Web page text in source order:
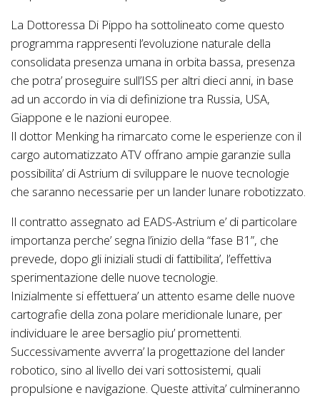
La Dottoressa Di Pippo ha sottolineato come questo
programma rappresenti l’evoluzione naturale della
consolidata presenza umana in orbita bassa, presenza
che potra’ proseguire sull’ISS per altri dieci anni, in base
ad un accordo in via di definizione tra Russia, USA,
Giappone e le nazioni europee.
Il dottor Menking ha rimarcato come le esperienze con il
cargo automatizzato ATV offrano ampie garanzie sulla
possibilita’ di Astrium di sviluppare le nuove tecnologie
che saranno necessarie per un lander lunare robotizzato.
Il contratto assegnato ad EADS-Astrium e’ di particolare
importanza perche’ segna l’inizio della “fase B1”, che
prevede, dopo gli iniziali studi di fattibilita’, l’effettiva
sperimentazione delle nuove tecnologie.
Inizialmente si effettuera’ un attento esame delle nuove
cartografie della zona polare meridionale lunare, per
individuare le aree bersaglio piu’ promettenti.
Successivamente avverra’ la progettazione del lander
robotico, sino al livello dei vari sottosistemi, quali
propulsione e navigazione. Queste attivita’ culmineranno